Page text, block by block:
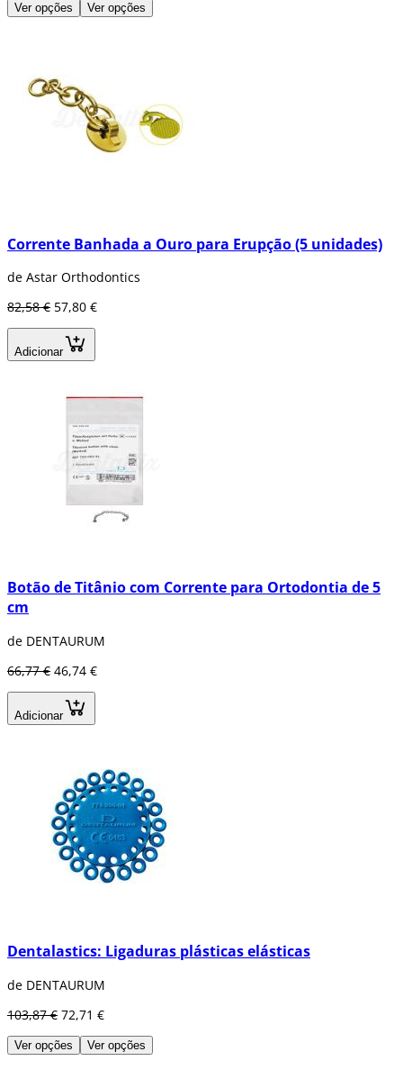
Ver opções Ver opções
Corrente Banhada a Ouro para Erupção (5 unidades)
de Astar Orthodontics
82,58 € 57,80 €
Adicionar
Botão de Titânio com Corrente para Ortodontia de 5
cm
de DENTAURUM
66,77 € 46,74 €
Adicionar
Dentalastics: Ligaduras plásticas elásticas
de DENTAURUM
103,87 € 72,71 €
Ver opções Ver opções